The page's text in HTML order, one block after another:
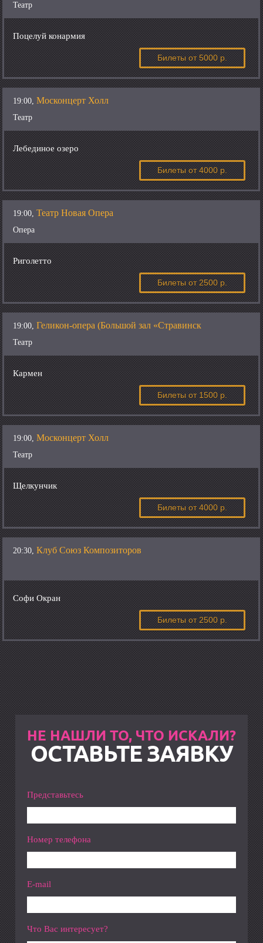
Театр
Поцелуй конармия
Билеты от 5000 р.
19:00,Москонцерт Холл
Театр
Лебединое озеро
Билеты от 4000 р.
19:00,Театр Новая Опера
Опера
Риголетто
Билеты от 2500 р.
19:00,Геликон-опера (Большой зал «Стравинск
Театр
Кармен
Билеты от 1500 р.
19:00,Москонцерт Холл
Театр
Щелкунчик
Билеты от 4000 р.
20:30,Клуб Союз Композиторов
Софи Окран
Билеты от 2500 р.
НЕ НАШЛИ ТО, ЧТО ИСКАЛИ?
ОСТАВЬТЕ ЗАЯВКУ
Представьтесь
Номер телефона
E-mail
Что Вас интересует?